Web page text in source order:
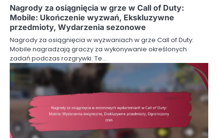
Nagrody za osiągnięcia w grze w Call of Duty:
Mobile: Ukończenie wyzwań, Ekskluzywne
przedmioty, Wydarzenia sezonowe
Nagrody za osiągnięcia w wyzwaniach w grze Call of Duty:
Mobile nagradzają graczy za wykonywanie określonych
zadań podczas rozgrywki. Te…